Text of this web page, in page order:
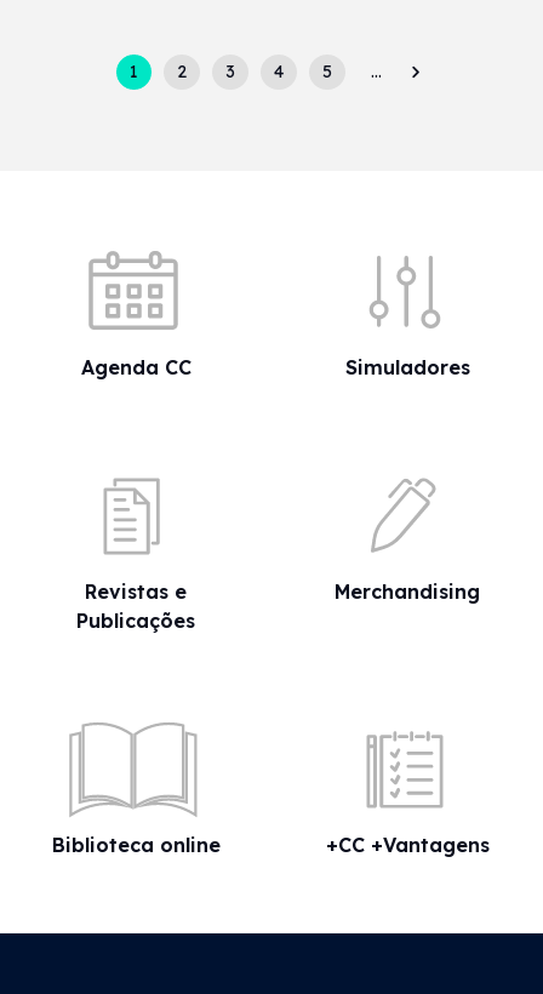
1 2 3 4 5 …
Agenda CC Simuladores
Revistas e
Publicações
Merchandising
Biblioteca online +CC +Vantagens